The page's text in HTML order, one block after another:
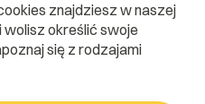
znajdziesz w naszej
wolisz określić swoje
się z rodzajami